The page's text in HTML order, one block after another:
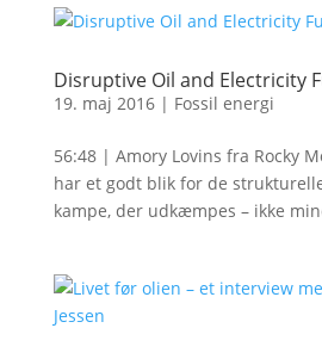
Disruptive Oil and Electricity
19. maj 2016| Fossil energi
56:48 | Amory Lovins fra Rocky
har et godt blik for de
kampe, der udkæmpes – ikke